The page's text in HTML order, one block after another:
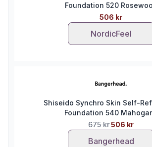
Foundation 520
506 kr
NordicFeel
Shiseido Synchro Skin Self-
Foundation 540
675 kr506 kr
Bangerhead